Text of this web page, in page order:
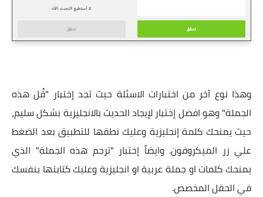
وهذا نوع آخر من اختبارات الاسئلة حيث تجد إختبار "قُل هذه
الجملة" وهو افضل إختبار لإيجاد الحديث بالانجليزية بشكل سليم،
حيث يمنحك كلمة إنجليزية وعليك نطقها للتطبيق بعد الضغط
علي زر الميكروفون. وايضاً إختبار "ترجم هذه الجملة" الذي
يمنحك كلمات او جملة عربية او انجليزية وعليك كتابتها بنفسك
في الحقل المخصص.